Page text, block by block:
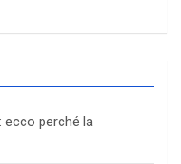
ecco perché la